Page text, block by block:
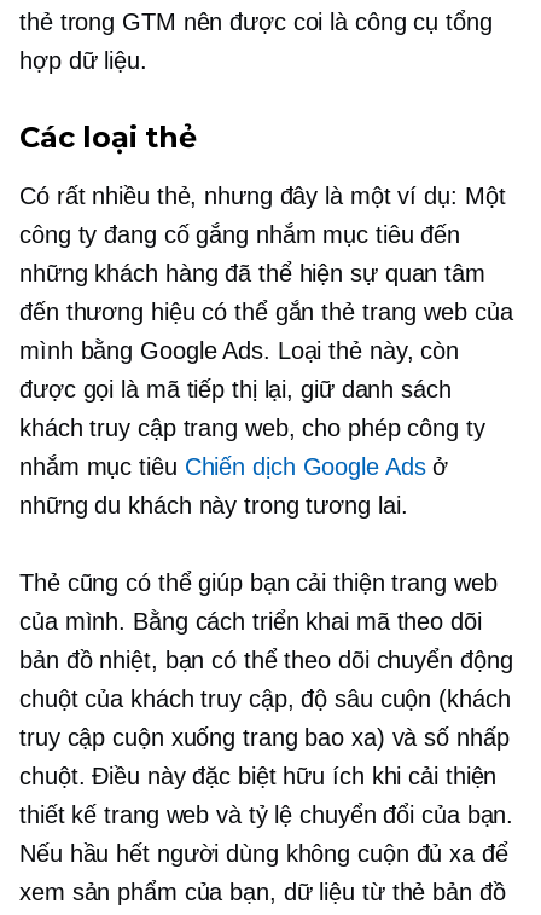
thẻ trong GTM nên được coi là công cụ tổng
hợp dữ liệu.
Các loại thẻ
Có rất nhiều thẻ, nhưng đây là một ví dụ: Một
công ty đang cố gắng nhắm mục tiêu đến
những khách hàng đã thể hiện sự quan tâm
đến thương hiệu có thể gắn thẻ trang web của
mình bằng Google Ads. Loại thẻ này, còn
được gọi là mã tiếp thị lại, giữ danh sách
khách truy cập trang web, cho phép công ty
nhắm mục tiêu Chiến dịch Google Adsở
những du khách này trong tương lai.
Thẻ cũng có thể giúp bạn cải thiện trang web
của mình. Bằng cách triển khai mã theo dõi
bản đồ nhiệt, bạn có thể theo dõi chuyển động
chuột của khách truy cập, độ sâu cuộn (khách
truy cập cuộn xuống trang bao xa) và số nhấp
chuột. Điều này đặc biệt hữu ích khi cải thiện
thiết kế trang web và tỷ lệ chuyển đổi của bạn.
Nếu hầu hết người dùng không cuộn đủ xa để
xem sản phẩm của bạn, dữ liệu từ thẻ bản đồ